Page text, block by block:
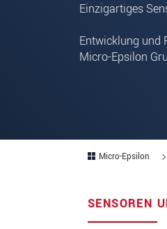
Einzigartiges
Entwicklung und
Micro-Epsilon
Micro-Epsilon
SENSOREN
PLZ
Telefon